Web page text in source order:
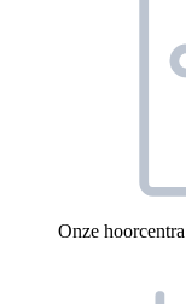
Onze hoorcentra